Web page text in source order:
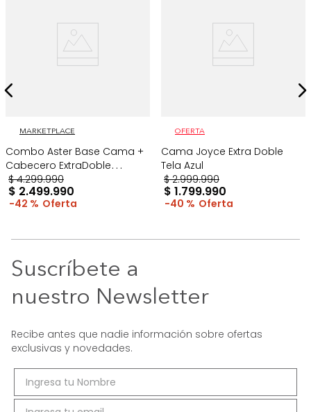
MARKETPLACE
Combo Aster Base Cama +
Cabecero ExtraDoble
Taupe/Madera
$ 4.299.990
$ 2.499.990
42 %
OFERTA
Cama Joyce Extra Doble
Tela Azul
$ 2.999.990
$ 1.799.990
40 %
Suscríbete a
nuestro Newsletter
Recibe antes que nadie información sobre ofertas
exclusivas y novedades.